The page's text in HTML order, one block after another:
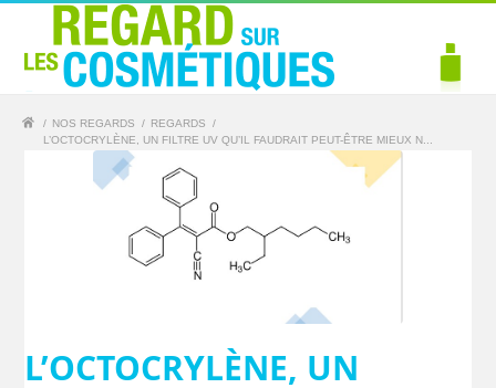
/ NOS REGARDS / REGARDS
/
L’OCTOCRYLÈNE, UN FILTRE UV QU’IL FAUDRAIT PEUT-ÊTRE MIEUX N...
L’OCTOCRYLÈNE, UN